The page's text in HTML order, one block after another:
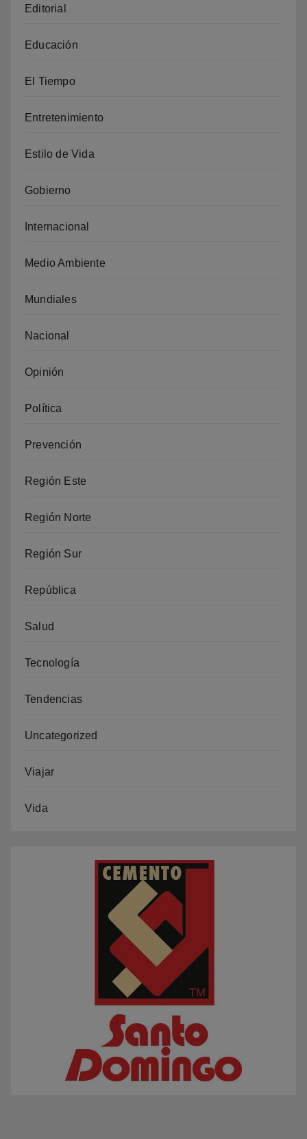
Editorial
Educación
El Tiempo
Entretenimiento
Estilo de Vida
Gobierno
Internacional
Medio Ambiente
Mundiales
Nacional
Opinión
Política
Prevención
Región Este
Región Norte
Región Sur
República
Salud
Tecnología
Tendencias
Uncategorized
Viajar
Vida